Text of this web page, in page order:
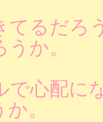
てるだろ
か。
で心配に
。